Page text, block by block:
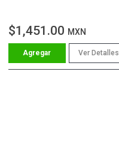
$1,451.00 MXN
Ver Detalles